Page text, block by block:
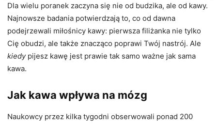
Dla wielu poranek zaczyna się nie od budzika, ale od kawy.
Najnowsze badania potwierdzają to, co od dawna
podejrzewali miłośnicy kawy: pierwsza filiżanka nie tylko
Cię obudzi, ale także znacząco poprawi Twój nastrój. Ale
kiedypijesz kawę jest prawie tak samo ważne jak sama
kawa.
Jak kawa wpływa na mózg
Naukowcy przez kilka tygodni obserwowali ponad 200